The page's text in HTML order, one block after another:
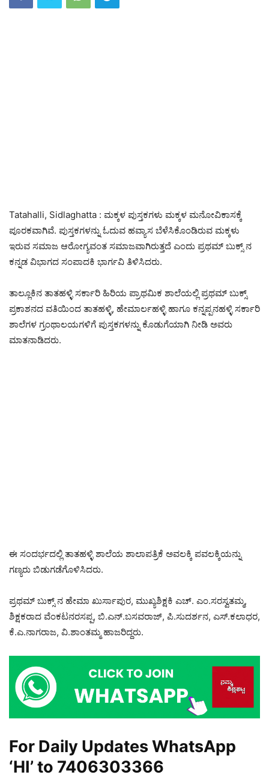
Tatahalli, Sidlaghatta : ಮಕ್ಕಳ ಪುಸ್ತಕಗಳು ಮಕ್ಕಳ ಮನೋವಿಕಾಸಕ್ಕೆ
ಪೂರಕವಾಗಿವೆ. ಪುಸ್ತಕಗಳನ್ನು ಓದುವ ಹವ್ಯಾಸ ಬೆಳೆಸಿಕೊಂಡಿರುವ ಮಕ್ಕಳು
ಇರುವ ಸಮಾಜ ಆರೋಗ್ಯವಂತ ಸಮಾಜವಾಗಿರುತ್ತದೆ ಎಂದು ಪ್ರಥಮ್ ಬುಕ್ಸ್ ನ
ಕನ್ನಡ ವಿಭಾಗದ ಸಂಪಾದಕಿ ಭಾರ್ಗವಿ ತಿಳಿಸಿದರು.
ತಾಲ್ಲೂಕಿನ ತಾತಹಳ್ಳಿ ಸರ್ಕಾರಿ ಹಿರಿಯ ಪ್ರಾಥಮಿಕ ಶಾಲೆಯಲ್ಲಿ ಪ್ರಥಮ್ ಬುಕ್ಸ್
ಪ್ರಕಾಶನದ ವತಿಯಿಂದ ತಾತಹಳ್ಳಿ, ಹೇಮಾರ್ಲಹಳ್ಳಿ ಹಾಗೂ ಕನ್ನಪ್ಪನಹಳ್ಳಿ ಸರ್ಕಾರಿ
ಶಾಲೆಗಳ ಗ್ರಂಥಾಲಯಗಳಿಗೆ ಪುಸ್ತಕಗಳನ್ನು ಕೊಡುಗೆಯಾಗಿ ನೀಡಿ ಅವರು
ಮಾತನಾಡಿದರು.
ಈ ಸಂದರ್ಭದಲ್ಲಿ ತಾತಹಳ್ಳಿ ಶಾಲೆಯ ಶಾಲಾಪತ್ರಿಕೆ ಅವಲಕ್ಕಿ ಪವಲಕ್ಕಿಯನ್ನು
ಗಣ್ಯರು ಬಿಡುಗಡೆಗೊಳಿಸಿದರು.
ಪ್ರಥಮ್ ಬುಕ್ಸ್ ನ ಹೇಮಾ ಖುರ್ಸಾಪುರ, ಮುಖ್ಯಶಿಕ್ಷಕಿ ಎಚ್. ಎಂ.ಸರಸ್ವತಮ್ಮ,
ಶಿಕ್ಷಕರಾದ ವೆಂಕಟನರಸಪ್ಪ, ಬಿ.ಎನ್.ಬಸವರಾಜ್, ಪಿ.ಸುದರ್ಶನ, ಎಸ್.ಕಲಾಧರ,
ಕೆ.ಎ.ನಾಗರಾಜ, ವಿ.ಶಾಂತಮ್ಮ ಹಾಜರಿದ್ದರು.
For Daily Updates WhatsApp
‘HI’ to 7406303366